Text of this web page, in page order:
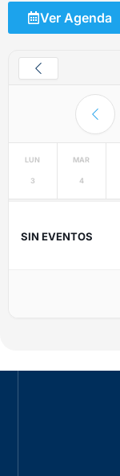
Ver Agenda
LUN
3
MAR
4
SIN EVENTOS